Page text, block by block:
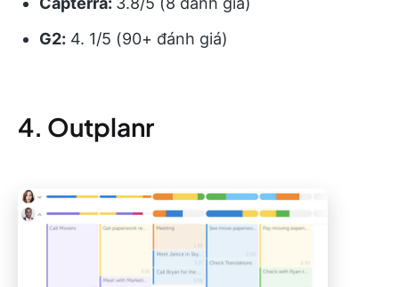
G2: 4. 1/5 (90+ đánh giá)
4. Outplanr